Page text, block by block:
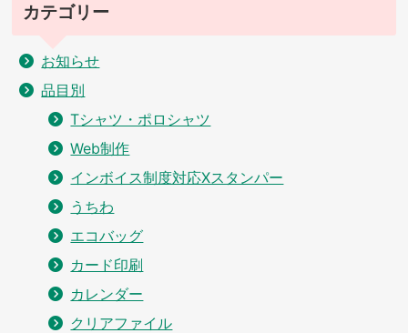
カテゴリー
お知らせ
品目別
Tシャツ・ポロシャツ
Web制作
インボイス制度対応Xスタンパー
うちわ
エコバッグ
カード印刷
カレンダー
クリアファイル